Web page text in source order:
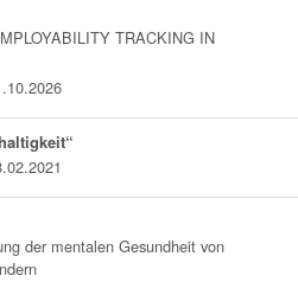
TRACKING IN
der mentalen Gesundheit von